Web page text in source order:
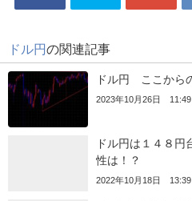
ドル円の関連記事
ドル円 ここから
2023年10月26日 11:49
ドル円は１４８
性は！？
2022年10月18日 13:39